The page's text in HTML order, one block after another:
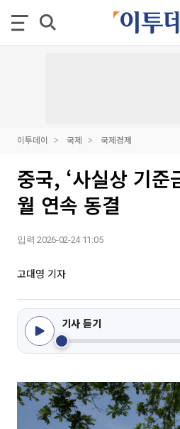
이투데이 국제 국제경제
중국, ‘사실상 기준
월 연속 동결
입력 2026-02-24 11:05
고대영 기자
기사 듣기